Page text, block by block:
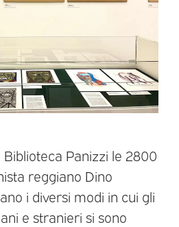
Panizzi le 2800
reggiano Dino
i diversi modi in cui gli
e stranieri si sono